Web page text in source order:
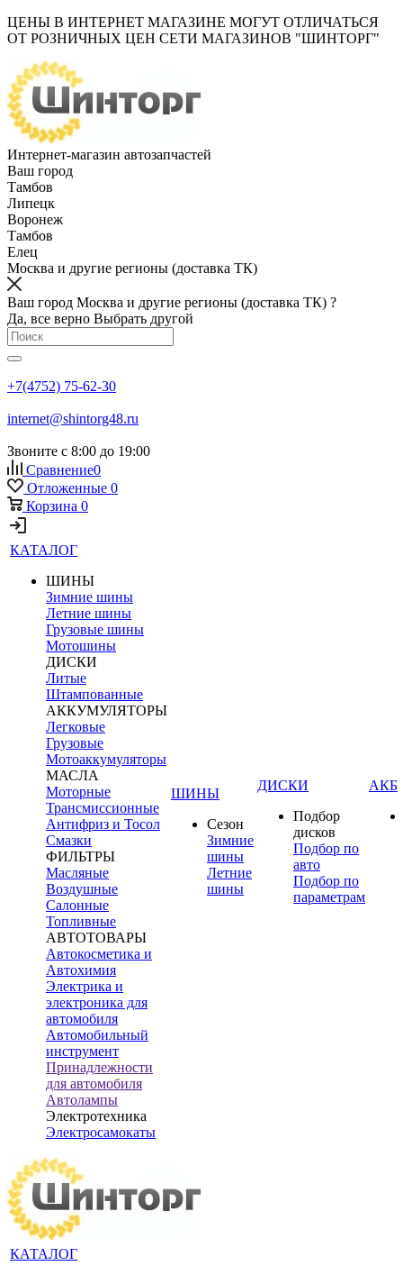
ЦЕНЫ В ИНТЕРНЕТ МАГАЗИНЕ МОГУТ ОТЛИЧАТЬСЯ
ОТ РОЗНИЧНЫХ ЦЕН СЕТИ МАГАЗИНОВ "ШИНТОРГ"
Интернет-магазин автозапчастей
Ваш город
Тамбов
Липецк
Воронеж
Тамбов
Елец
Москва и другие регионы (доставка ТК)
Ваш город Москва и другие регионы (доставка ТК) ?
Да, все верно Выбрать другой
+7(4752) 75-62-30
internet@shintorg48.ru
Звоните с 8:00 до 19:00
Сравнение0
Отложенные 0
Корзина 0
КАТАЛОГ
ШИНЫ
Зимние шины
Летние шины
Грузовые шины
Мотошины
ДИСКИ
Литые
Штампованные
АККУМУЛЯТОРЫ
Легковые
Грузовые
Мотоаккумуляторы
МАСЛА
Моторные
Трансмиссионные
Антифриз и Тосол
Смазки
ФИЛЬТРЫ
Масляные
Воздушные
Салонные
Топливные
АВТОТОВАРЫ
Автокосметика и
Автохимия
Электрика и
электроника для
автомобиля
Автомобильный
инструмент
Принадлежности
для автомобиля
Автолампы
Электротехника
Электросамокаты
ШИНЫ
Сезон
Зимние
шины
Летние
шины
ДИСКИ
Подбор
дисков
Подбор по
авто
Подбор по
параметрам
АКБ
КАТАЛОГ